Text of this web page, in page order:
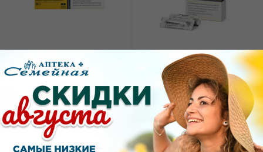
от550.84₽
Пимафуцин крем для
наружного применения
2% туба 30г
257.62₽
Пимафуцин
суппозитории
вагинальные 100мг №3